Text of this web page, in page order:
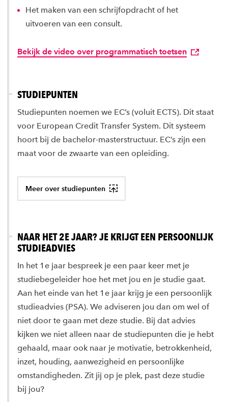
Het maken van een schrijfopdracht of het
uitvoeren van een consult.
Bekijk de video over programmatisch toetsen
STUDIEPUNTEN
Studiepunten noemen we EC’s (voluit ECTS). Dit staat
voor European Credit Transfer System. Dit systeem
hoort bij de bachelor-masterstructuur. EC’s zijn een
maat voor de zwaarte van een opleiding.
Meer over studiepunten
NAAR HET 2E JAAR? JE KRIJGT EEN PERSOONLIJK
STUDIEADVIES
In het 1e jaar bespreek je een paar keer met je
studiebegeleider hoe het met jou en je studie gaat.
Aan het einde van het 1e jaar krijg je een persoonlijk
studieadvies (PSA). We adviseren jou dan om wel of
niet door te gaan met deze studie. Bij dat advies
kijken we niet alleen naar de studiepunten die je hebt
gehaald, maar ook naar je motivatie, betrokkenheid,
inzet, houding, aanwezigheid en persoonlijke
omstandigheden. Zit jij op je plek, past deze studie
bij jou?